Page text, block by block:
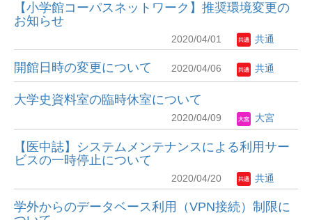
【小学館コーパスネットワーク】推奨環境変更の
お知らせ
2020/04/01 共通
開館日時の変更について 2020/04/06 共通
大学史資料室の臨時休室について
2020/04/09 大宮
【医中誌】システムメンテナンスによる利用サー
ビスの一時停止について
2020/04/20 共通
学外からのデータベース利用（VPN接続）制限に